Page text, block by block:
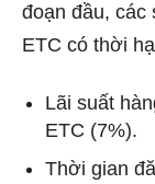
đoạn đầu, các
ETC có thời
Lãi suất
ETC (7%).
Thời gian